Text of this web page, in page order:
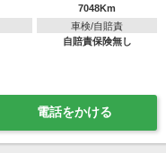
7048Km
車検/自賠責
自賠責保険無し
電話をかける